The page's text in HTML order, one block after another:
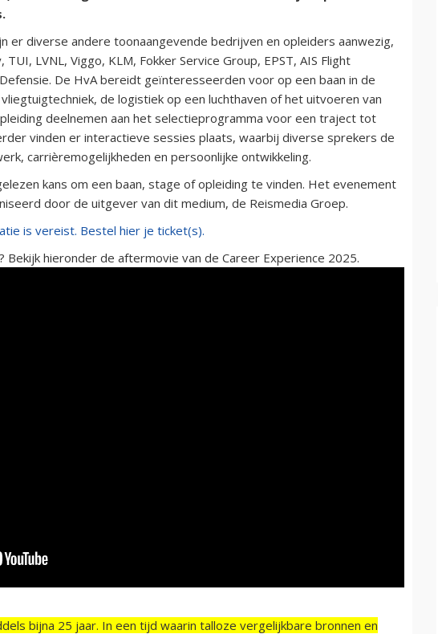
er diverse andere toonaangevende bedrijven en opleiders aanwezig,
LVNL, Viggo, KLM, Fokker Service Group, EPST, AIS Flight
De HvA bereidt geïnteresseerden voor op een baan in de
de logistiek op een luchthaven of het uitvoeren van
deelnemen aan het selectieprogramma voor een traject tot
vinden er interactieve sessies plaats, waarbij diverse sprekers de
carrièremogelijkheden en persoonlijke ontwikkeling.
kans om een baan, stage of opleiding te vinden. Het evenement
door de uitgever van dit medium, de Reismedia Groep.
is vereist. Bestel hier je ticket(s).
Bekijk hieronder de aftermovie van de Career Experience 2025.
bijna 25 jaar. In een tijd waarin talloze vergelijkbare bronnen en